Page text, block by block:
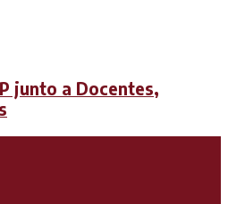
junto a Docentes,